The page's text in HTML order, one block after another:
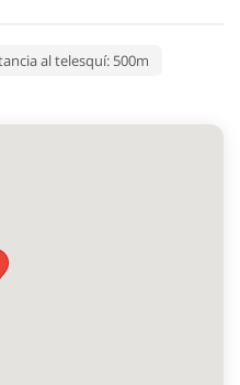
al telesquí: 500m